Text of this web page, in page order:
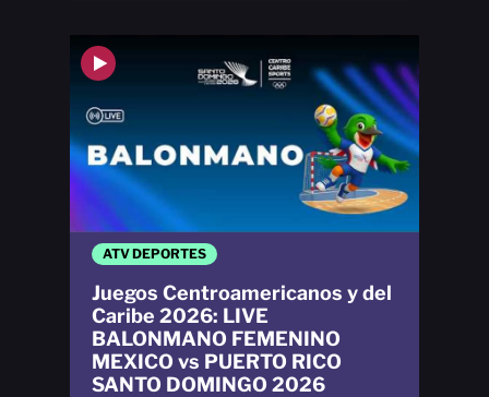
ATV DEPORTES
Juegos Centroamericanos y del
Caribe 2026: LIVE
BALONMANO FEMENINO
MEXICO vs PUERTO RICO
SANTO DOMINGO 2026